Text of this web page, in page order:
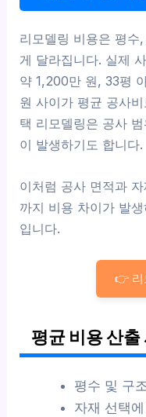
리모델링 비용은 평수
게 달라집니다. 실제
약 1,200만 원, 33평
원 사이가 평균 공사
택 리모델링은 공사
이 발생하기도 합니다.
이처럼 공사 면적과
까지 비용 차이가 발
입니다.
👉 리
평균 비용 산출
평수 및 구
자재 선택